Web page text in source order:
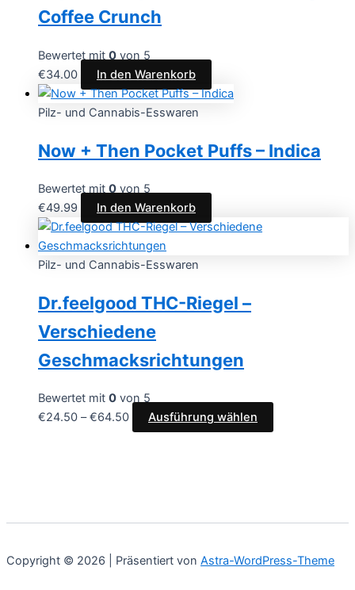
Coffee Crunch
Bewertet mit 0 von 5
€34.00 In den Warenkorb
Pilz- und Cannabis-Esswaren
Now + Then Pocket Puffs – Indica
Bewertet mit 0 von 5
€49.99 In den Warenkorb
Pilz- und Cannabis-Esswaren
Dr.feelgood THC-Riegel –
Verschiedene
Geschmacksrichtungen
Bewertet mit 0 von 5
€24.50 –€64.50 Ausführung wählen
Copyright © 2026 | Präsentiert von Astra-WordPress-Theme